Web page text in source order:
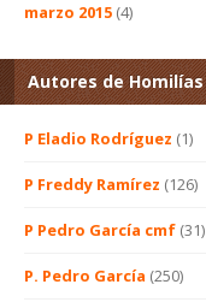
marzo 2015 (4)
Autores de Homilías
P Eladio Rodríguez (1)
P Freddy Ramírez (126)
P Pedro García cmf (31)
P. Pedro García (250)